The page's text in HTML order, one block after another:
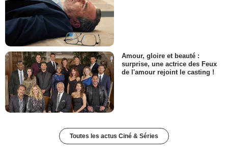
Amour, gloire et beauté :
surprise, une actrice des Feux
de l'amour rejoint le casting !
Toutes les actus Ciné & Séries